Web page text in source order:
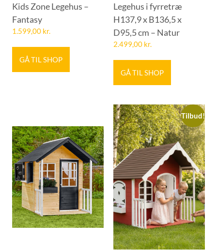
Kids Zone Legehus –
Fantasy
1.599,00 kr.
GÅ TIL SHOP
Legehus i fyrretræ
H137,9 x B136,5 x
D95,5 cm – Natur
2.499,00 kr.
GÅ TIL SHOP
Tilbud!